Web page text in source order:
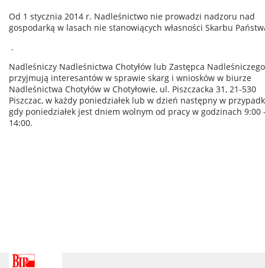
Od 1 stycznia 2014 r. Nadleśnictwo nie prowadzi nadzoru nad
gospodarką w lasach nie stanowiących własności Skarbu
.
Nadleśniczy Nadleśnictwa Chotyłów lub Zastępca Nadleśniczego
przyjmują interesantów w sprawie skarg i wniosków w biurze
Nadleśnictwa Chotyłów w Chotyłowie, ul. Piszczacka 31, 21-530
Piszczac, w każdy poniedziałek lub w dzień następny w
gdy poniedziałek jest dniem wolnym od pracy w godzinach 9:00
14:00.